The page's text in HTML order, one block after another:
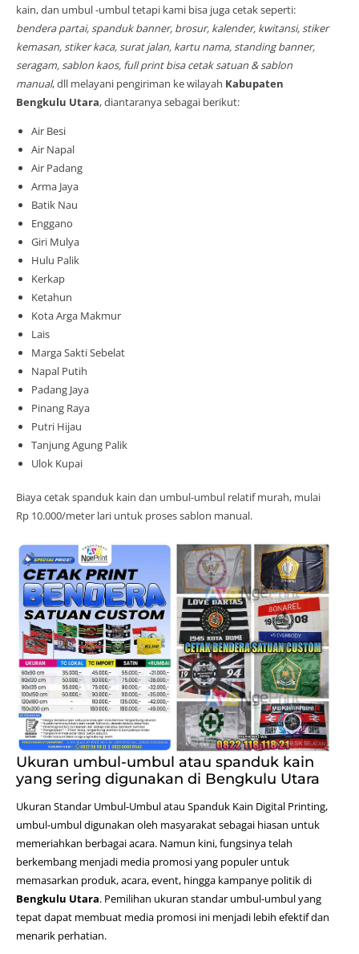
kain, dan umbul -umbul tetapi kami bisa juga cetak seperti:
bendera partai, spanduk banner, brosur, kalender, kwitansi, stiker
kemasan, stiker kaca, surat jalan, kartu nama, standing banner,
seragam, sablon kaos, full print bisa cetak satuan & sablon
manual, dll melayani pengiriman ke wilayah Kabupaten
Bengkulu Utara, diantaranya sebagai berikut:
Air Besi
Air Napal
Air Padang
Arma Jaya
Batik Nau
Enggano
Giri Mulya
Hulu Palik
Kerkap
Ketahun
Kota Arga Makmur
Lais
Marga Sakti Sebelat
Napal Putih
Padang Jaya
Pinang Raya
Putri Hijau
Tanjung Agung Palik
Ulok Kupai
Biaya cetak spanduk kain dan umbul-umbul relatif murah, mulai
Rp 10.000/meter lari untuk proses sablon manual.
Ukuran umbul-umbul atau spanduk kain
yang sering digunakan di Bengkulu Utara
Ukuran Standar Umbul-Umbul atau Spanduk Kain Digital Printing,
umbul-umbul digunakan oleh masyarakat sebagai hiasan untuk
memeriahkan berbagai acara. Namun kini, fungsinya telah
berkembang menjadi media promosi yang populer untuk
memasarkan produk, acara, event, hingga kampanye politik di
Bengkulu Utara. Pemilihan ukuran standar umbul-umbul yang
tepat dapat membuat media promosi ini menjadi lebih efektif dan
menarik perhatian.